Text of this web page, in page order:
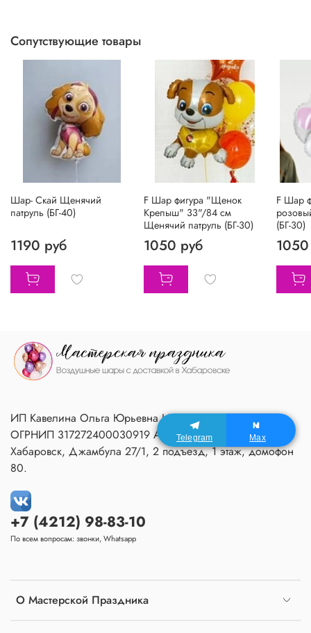
Сопутствующие товары
Шар- Скай Щенячий
патруль (БГ-40)
1190 руб
F Шар фигура "Щенок
Крепыш" 33"/84 см
Щенячий патруль (БГ-30)
1050 руб
F Шар
(БГ-30)
О Мастерской Праздника
+7 (4212) 98-83-10
По всем вопросам: звонки, Whatsapp
ИП Кавелина Ольга Юрьевна ИНН 270604366791
ОГРНИП 317272400030919 Адрес Мастерской:
Хабаровск, Джамбула 27/1, 2 подъезд, 1 этаж, домофон
80.
Telegram Max